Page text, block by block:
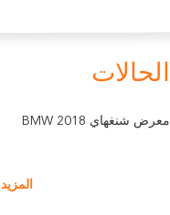
الحالات
معرض شنغهاي 2018 BMW
المزيد